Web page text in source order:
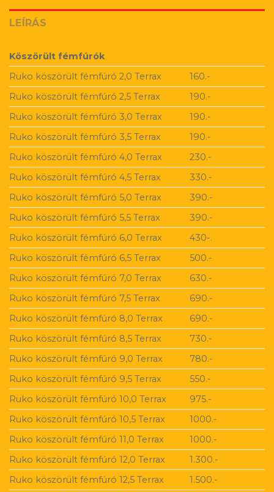
LEÍRÁS
Köszörült fémfúrók
Ruko köszörült fémfúró 2,0 Terrax
160.-
Ruko köszörült fémfúró 2,5 Terrax
190.-
Ruko köszörült fémfúró 3,0 Terrax
190.-
Ruko köszörült fémfúró 3,5 Terrax
190.-
Ruko köszörült fémfúró 4,0 Terrax
230.-
Ruko köszörült fémfúró 4,5 Terrax
330.-
Ruko köszörült fémfúró 5,0 Terrax
390.-
Ruko köszörült fémfúró 5,5 Terrax
390.-
Ruko köszörült fémfúró 6,0 Terrax
430-.
Ruko köszörült fémfúró 6,5 Terrax
500.-
Ruko köszörült fémfúró 7,0 Terrax
630.-
Ruko köszörült fémfúró 7,5 Terrax
690.-
Ruko köszörült fémfúró 8,0 Terrax
690.-
Ruko köszörült fémfúró 8,5 Terrax
730.-
Ruko köszörült fémfúró 9,0 Terrax
780.-
Ruko köszörült fémfúró 9,5 Terrax
550.-
Ruko köszörült fémfúró 10,0 Terrax
975.-
Ruko köszörült fémfúró 10,5 Terrax
1000.-
Ruko köszörült fémfúró 11,0 Terrax
1000.-
Ruko köszörült fémfúró 12,0 Terrax
1.300.-
Ruko köszörült fémfúró 12,5 Terrax
1.500.-